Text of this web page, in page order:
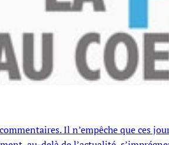
Il n’empêche que ces